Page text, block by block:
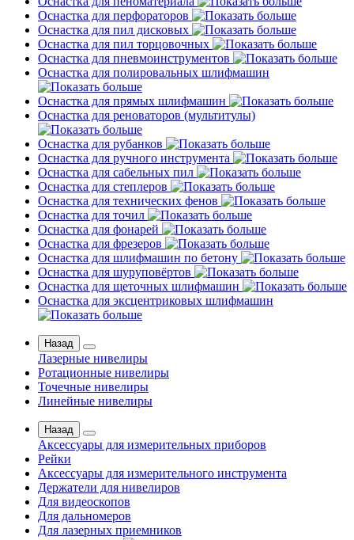
Оснастка для перфораторов
Оснастка для пил дисковых
Оснастка для пил торцовочных
Оснастка для пневмоинструментов
Оснастка для полировальных шлифмашин
Оснастка для прямых шлифмашин
Оснастка для реноваторов (мультитулы)
Оснастка для рубанков
Оснастка для ручного инструмента
Оснастка для сабельных пил
Оснастка для степлеров
Оснастка для технических фенов
Оснастка для точил
Оснастка для фонарей
Оснастка для фрезеров
Оснастка для шлифмашин по бетону
Оснастка для шуруповёртов
Оснастка для щеточных шлифмашин
Оснастка для эксцентриковых шлифмашин
Назад
Лазерные нивелиры
Ротационные нивелиры
Точечные нивелиры
Линейные нивелиры
Назад
Аксессуары для измерительных приборов
Рейки
Аксессуары для измерительного инструмента
Держатели для нивелиров
Для видеоскопов
Для дальномеров
Для лазерных приемников